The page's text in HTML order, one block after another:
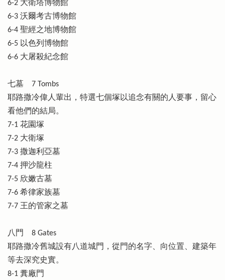
6-2 大衛塔博物館
6-3 沃爾考古博物館
6-4 聖經之地博物館
6-5 以色列博物館
6-6 大屠殺紀念館
七墓 7 Tombs
耶路撒冷偉人輩出，特選七個塚以追念有關的人要事，留心
看他們的結局。
7-1 花園塚
7-2 大衛塚
7-3 撒迦利亞墓
7-4 押沙龍柱
7-5 欣嫩古墓
7-6 希律家族墓
7-7 王的管家之墓
八門 8 Gates
耶路撒冷舊城設有八道城門，從門的名字、向位置、建築年
等去深究史實。
8-1 糞廠門